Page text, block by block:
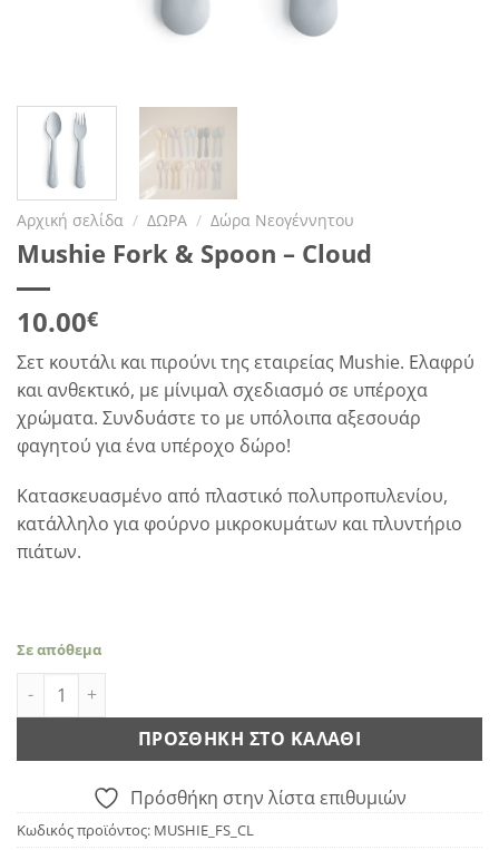
Αρχική σελίδα / ΔΩΡΑ / Δώρα Νεογέννητου
Mushie Fork & Spoon – Cloud
10.00€
Σετ κουτάλι και πιρούνι της εταιρείας Mushie. Ελαφρύ
και ανθεκτικό, με μίνιμαλ σχεδιασμό σε υπέροχα
χρώματα. Συνδυάστε το με υπόλοιπα αξεσουάρ
φαγητού για ένα υπέροχο δώρο!
Κατασκευασμένο από πλαστικό πολυπροπυλενίου,
κατάλληλο για φούρνο μικροκυμάτων και πλυντήριο
πιάτων.
Σε απόθεμα
Mushie Fork & Spoon - Cloud ποσότητα
ΠΡΟΣΘΉΚΗ ΣΤΟ ΚΑΛΆΘΙ
Πρόσθήκη στην λίστα επιθυμιών
Κωδικός προϊόντος: MUSHIE_FS_CL